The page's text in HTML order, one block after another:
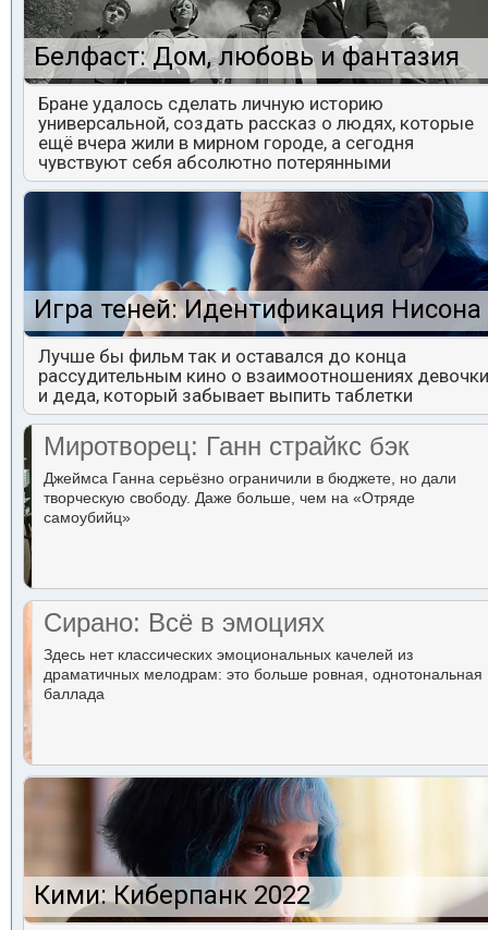
Белфаст: Дом, любовь и фантазия
Бране удалось сделать личную историю
универсальной, создать рассказ о людях, которые
ещё вчера жили в мирном городе, а сегодня
чувствуют себя абсолютно потерянными
Игра теней: Идентификация Нисона
Лучше бы фильм так и оставался до конца
рассудительным кино о взаимоотношениях девочки
и деда, который забывает выпить таблетки
Миротворец: Ганн страйкс бэк
Джеймса Ганна серьёзно ограничили в бюджете, но дали
творческую свободу. Даже больше, чем на «Отряде
самоубийц»
Сирано: Всё в эмоциях
Здесь нет классических эмоциональных качелей из
драматичных мелодрам: это больше ровная, однотональная
баллада
Кими: Киберпанк 2022